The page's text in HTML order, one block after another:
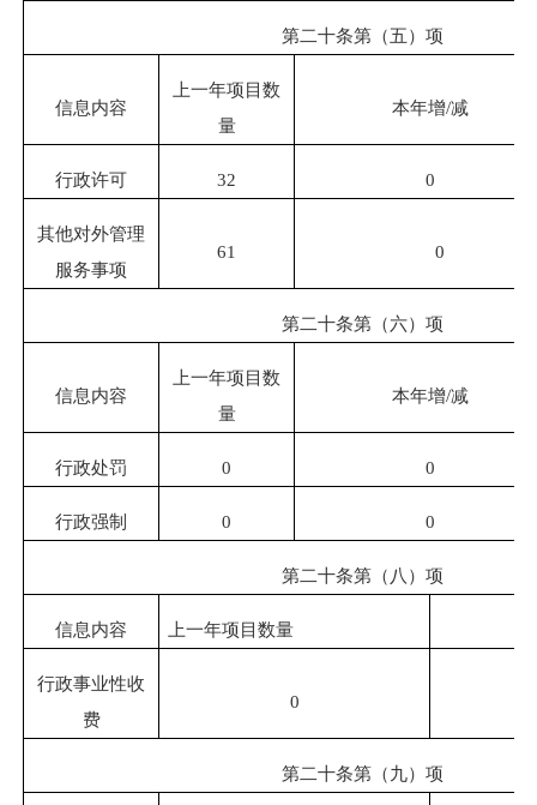
第二十条第（五）项
信息内容
上一年项目数
量
本年增/减
行政许可 32 0
其他对外管理
服务事项
61 0
第二十条第（六）项
信息内容
上一年项目数
量
本年增/减
行政处罚 0 0
行政强制 0 0
第二十条第（八）项
信息内容 上一年项目数量
行政事业性收
费
0
第二十条第（九）项